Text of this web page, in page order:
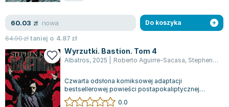
Leszek Czarnecki
Maria Seweryn
Janina Zającówna
Eric Helms
Anna Prus (oprac.)
Nela Mała Reporterka
Agnieszka Maciąg
60.03 zł nowa
64.90złtaniej o 4.87 zł
Do koszyka
Wyrzutki. Bastion. Tom 4
Albatros, 2025 Roberto Aguirre-Sacasa, Stephen King
Czwarta odsłona komiksowej adaptacji
bestsellerowej powieści postapokaliptycznej
"Bastion" Stephena Kinga, po raz pierwszy w
Polsc...
0.0